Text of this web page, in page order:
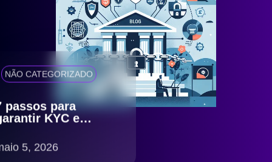
NÃO CATEGORIZADO
passos para
KYC e
compliance
no Brasil
5, 2026